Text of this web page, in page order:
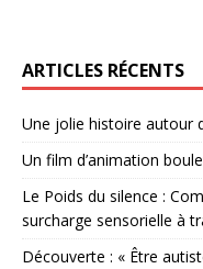
ARTICLES RÉCENTS
Une jolie histoire autour
Un film d’animation
Le Poids du silence :
surcharge sensorielle à
Découverte : « Être